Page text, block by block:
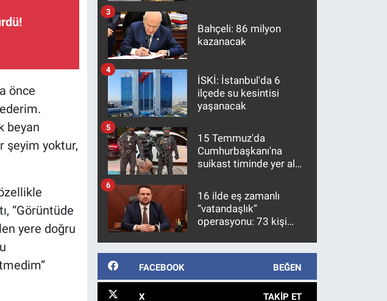
önce
beyan
şeyim yoktur,
“Görüntüde
yere doğru
Bahçeli: 86 milyon
kazanacak
3
İSKİ: İstanbul'da 6
ilçede su kesintisi
yaşanacak
4
15 Temmuz'da
Cumhurbaşkanı'na
suikast timinde yer alan
10 yıl sonra yakalandı
5
16 ilde eş zamanlı
“vatandaşlık”
operasyonu: 73 kişi
6
FACEBOOK BEĞEN
X TAKIP ET